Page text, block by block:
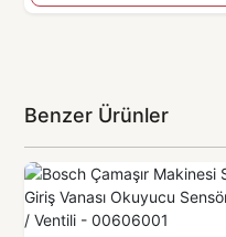
Benzer Ürünler